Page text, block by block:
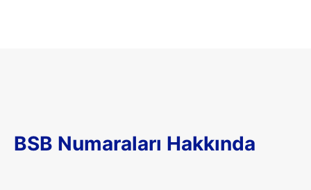
BSB Numaraları Hakkında